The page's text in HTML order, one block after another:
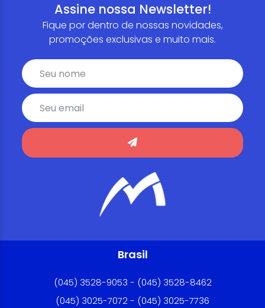
Assine nossa Newsletter!
Fique por dentro de nossas novidades,
promoções exclusivas e muito mais.
Brasil
(045) 3528-9053 - (045) 3528-8462
(045) 3025-7072 - (045) 3025-7736